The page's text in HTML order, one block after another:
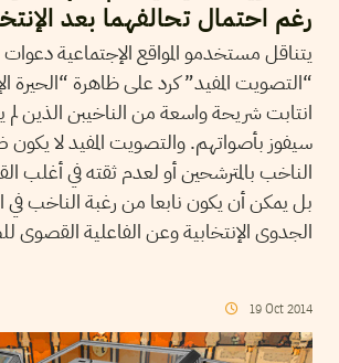
رغم احتمال تحالفهما بعد
يتناقل مستخدمو المواقع الإجتماعية
“التصويت المفيد” كرد على ظاهرة “الحيرة
انتابت شريحة واسعة من الناخيبن الذين لم
سيفوز بأصواتهم. والتصويت المفيد لا
الناخب بالمترشحين أو لعدم ثقته في أغلب
بل يمكن أن يكون نابعا من رغبة الناخب
الجدوى الإنتخابية وعن الفاعلية القصوى
19 Oct 2014